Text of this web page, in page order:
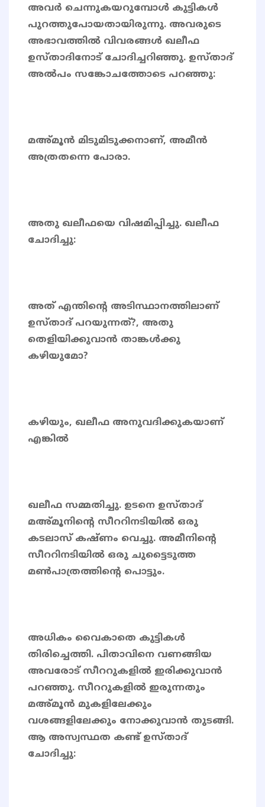
അവർ ചെന്നുകയറുമ്പോൾ കുട്ടികൾ
പുറത്തുപോയതായിരുന്നു. അവരുടെ
അഭാവത്തിൽ വിവരങ്ങൾ ഖലീഫ
ഉസ്താദിനോട് ചോദിച്ചറിഞ്ഞു. ഉസ്താദ്
അൽപം സങ്കോചത്തോടെ പറഞ്ഞു:
മഅ്മൂൻ മിടുമിടുക്കനാണ്, അമീൻ
അത്രതന്നെ പോരാ.
അതു ഖലീഫയെ വിഷമിപ്പിച്ചു. ഖലീഫ
ചോദിച്ചു:
അത് എന്തിന്റെ അടിസ്ഥാനത്തിലാണ്
ഉസ്താദ് പറയുന്നത്?, അതു
തെളിയിക്കുവാൻ താങ്കൾക്കു
കഴിയുമോ?
കഴിയും, ഖലീഫ അനുവദിക്കുകയാണ്
എങ്കിൽ
ഖലീഫ സമ്മതിച്ചു. ഉടനെ ഉസ്താദ്
മഅ്മൂനിന്റെ സീററിനടിയിൽ ഒരു
കടലാസ് കഷ്ണം വെച്ചു. അമീനിന്റെ
സീററിനടിയിൽ ഒരു ചുട്ടൈടുത്ത
മൺപാത്രത്തിന്റെ പൊട്ടും.
അധികം വൈകാതെ കുട്ടികൾ
തിരിച്ചെത്തി. പിതാവിനെ വണങ്ങിയ
അവരോട് സീററുകളിൽ ഇരിക്കുവാൻ
പറഞ്ഞു. സീററുകളിൽ ഇരുന്നതും
മഅ്മൂൻ മുകളിലേക്കും
വശങ്ങളിലേക്കും നോക്കുവാൻ തുടങ്ങി.
ആ അസ്വസ്ഥത കണ്ട് ഉസ്താദ്
ചോദിച്ചു: